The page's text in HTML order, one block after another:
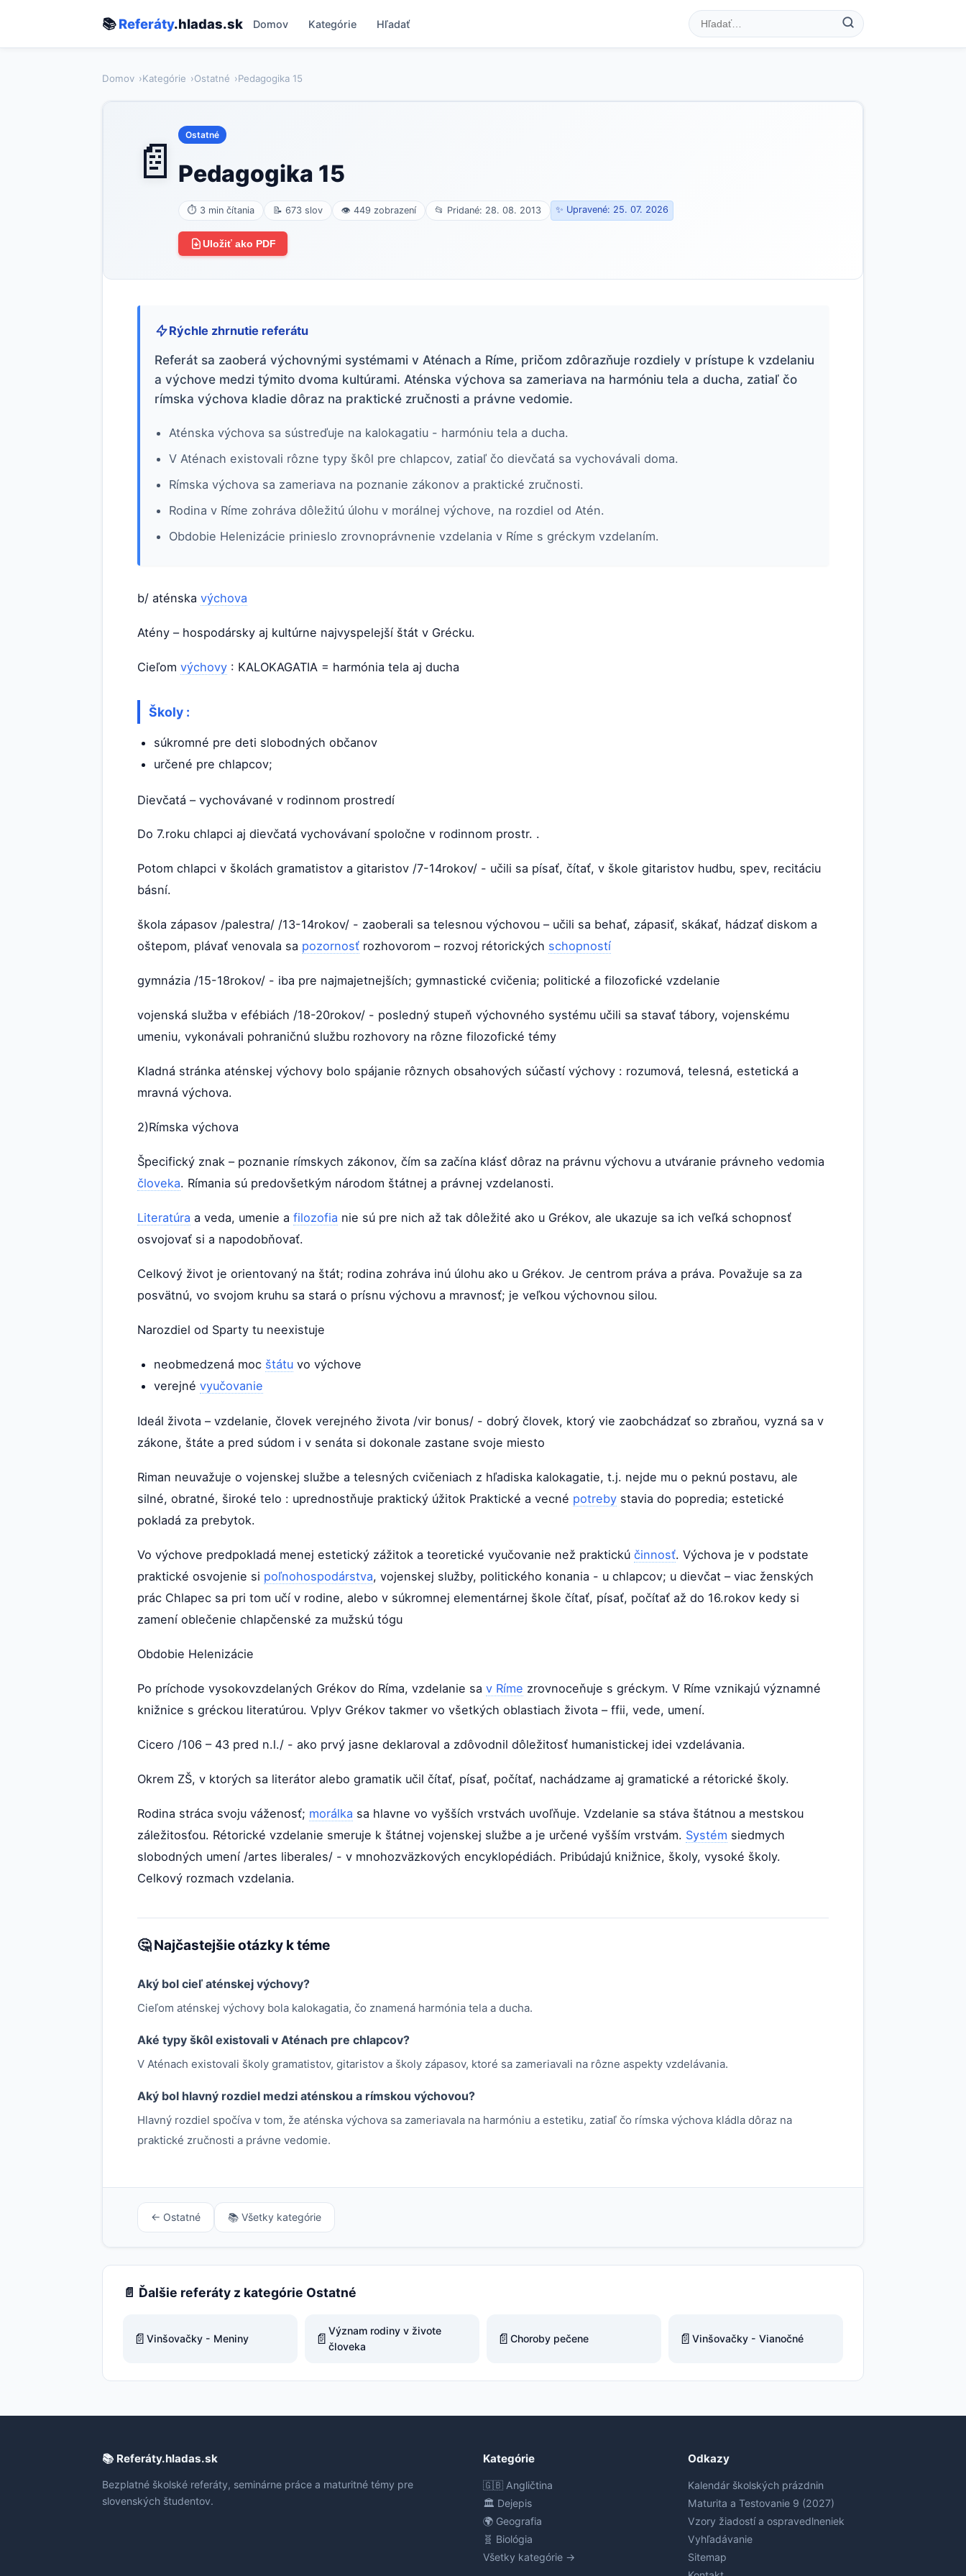
📚Referáty.hladas.sk Domov Kategórie Hľadať
Domov Kategórie Ostatné Pedagogika 15
📄 Ostatné
Pedagogika 15
⏱ 3 min čítania 📝 673 slov 👁 449 zobrazení 📂 Pridané: 28. 08. 2013 ✨ Upravené: 25. 07. 2026
Uložiť ako PDF
Rýchle zhrnutie referátu
Referát sa zaoberá výchovnými systémami v Aténach a Ríme, pričom zdôrazňuje rozdiely v prístupe k vzdelaniu
a výchove medzi týmito dvoma kultúrami. Aténska výchova sa zameriava na harmóniu tela a ducha, zatiaľ čo
rímska výchova kladie dôraz na praktické zručnosti a právne vedomie.
Aténska výchova sa sústreďuje na kalokagatiu - harmóniu tela a ducha.
V Aténach existovali rôzne typy škôl pre chlapcov, zatiaľ čo dievčatá sa vychovávali doma.
Rímska výchova sa zameriava na poznanie zákonov a praktické zručnosti.
Rodina v Ríme zohráva dôležitú úlohu v morálnej výchove, na rozdiel od Atén.
Obdobie Helenizácie prinieslo zrovnoprávnenie vzdelania v Ríme s gréckym vzdelaním.
b/ aténska výchova
Atény – hospodársky aj kultúrne najvyspelejší štát v Grécku.
Cieľom výchovy : KALOKAGATIA = harmónia tela aj ducha
Školy :
súkromné pre deti slobodných občanov
určené pre chlapcov;
Dievčatá – vychovávané v rodinnom prostredí
Do 7.roku chlapci aj dievčatá vychovávaní spoločne v rodinnom prostr. .
Potom chlapci v školách gramatistov a gitaristov /7-14rokov/ - učili sa písať, čítať, v škole gitaristov hudbu, spev, recitáciu
básní.
škola zápasov /palestra/ /13-14rokov/ - zaoberali sa telesnou výchovou – učili sa behať, zápasiť, skákať, hádzať diskom a
oštepom, plávať venovala sa pozornosť rozhovorom – rozvoj rétorických schopností
gymnázia /15-18rokov/ - iba pre najmajetnejších; gymnastické cvičenia; politické a filozofické vzdelanie
vojenská služba v efébiách /18-20rokov/ - posledný stupeň výchovného systému učili sa stavať tábory, vojenskému
umeniu, vykonávali pohraničnú službu rozhovory na rôzne filozofické témy
Kladná stránka aténskej výchovy bolo spájanie rôznych obsahových súčastí výchovy : rozumová, telesná, estetická a
mravná výchova.
2)Rímska výchova
Špecifický znak – poznanie rímskych zákonov, čím sa začína klásť dôraz na právnu výchovu a utváranie právneho vedomia
človeka. Rímania sú predovšetkým národom štátnej a právnej vzdelanosti.
Literatúra a veda, umenie a filozofia nie sú pre nich až tak dôležité ako u Grékov, ale ukazuje sa ich veľká schopnosť
osvojovať si a napodobňovať.
Celkový život je orientovaný na štát; rodina zohráva inú úlohu ako u Grékov. Je centrom práva a práva. Považuje sa za
posvätnú, vo svojom kruhu sa stará o prísnu výchovu a mravnosť; je veľkou výchovnou silou.
Narozdiel od Sparty tu neexistuje
neobmedzená moc štátuvo výchove
verejné vyučovanie
Ideál života – vzdelanie, človek verejného života /vir bonus/ - dobrý človek, ktorý vie zaobchádzať so zbraňou, vyzná sa v
zákone, štáte a pred súdom i v senáta si dokonale zastane svoje miesto
Riman neuvažuje o vojenskej službe a telesných cvičeniach z hľadiska kalokagatie, t.j. nejde mu o peknú postavu, ale
silné, obratné, široké telo : uprednostňuje praktický úžitok Praktické a vecné potreby stavia do popredia; estetické
pokladá za prebytok.
Vo výchove predpokladá menej estetický zážitok a teoretické vyučovanie než praktickú činnosť. Výchova je v podstate
praktické osvojenie si poľnohospodárstva, vojenskej služby, politického konania - u chlapcov; u dievčat – viac ženských
prác Chlapec sa pri tom učí v rodine, alebo v súkromnej elementárnej škole čítať, písať, počítať až do 16.rokov kedy si
zamení oblečenie chlapčenské za mužskú tógu
Obdobie Helenizácie
Po príchode vysokovzdelaných Grékov do Ríma, vzdelanie sa v Ríme zrovnoceňuje s gréckym. V Ríme vznikajú významné
knižnice s gréckou literatúrou. Vplyv Grékov takmer vo všetkých oblastiach života – ffii, vede, umení.
Cicero /106 – 43 pred n.l./ - ako prvý jasne deklaroval a zdôvodnil dôležitosť humanistickej idei vzdelávania.
Okrem ZŠ, v ktorých sa literátor alebo gramatik učil čítať, písať, počítať, nachádzame aj gramatické a rétorické školy.
Rodina stráca svoju váženosť; morálka sa hlavne vo vyšších vrstvách uvoľňuje. Vzdelanie sa stáva štátnou a mestskou
záležitosťou. Rétorické vzdelanie smeruje k štátnej vojenskej službe a je určené vyšším vrstvám. Systém siedmych
slobodných umení /artes liberales/ - v mnohozväzkových encyklopédiách. Pribúdajú knižnice, školy, vysoké školy.
Celkový rozmach vzdelania.
🤔 Najčastejšie otázky k téme
Aký bol cieľ aténskej výchovy?
Cieľom aténskej výchovy bola kalokagatia, čo znamená harmónia tela a ducha.
Aké typy škôl existovali v Aténach pre chlapcov?
V Aténach existovali školy gramatistov, gitaristov a školy zápasov, ktoré sa zameriavali na rôzne aspekty vzdelávania.
Aký bol hlavný rozdiel medzi aténskou a rímskou výchovou?
Hlavný rozdiel spočíva v tom, že aténska výchova sa zameriavala na harmóniu a estetiku, zatiaľ čo rímska výchova kládla dôraz na
praktické zručnosti a právne vedomie.
← Ostatné 📚 Všetky kategórie
📄 Ďalšie referáty z kategórie Ostatné
📄 Vinšovačky - Meniny 📄 Význam rodiny v živote
človeka
📄 Choroby pečene 📄 Vinšovačky - Vianočné
📚 Referáty.hladas.sk
Bezplatné školské referáty, seminárne práce a maturitné témy pre
slovenských študentov.
Kategórie
🇬🇧 Angličtina
🏛️ Dejepis
🌍 Geografia
🧬 Biológia
Všetky kategórie →
Odkazy
Kalendár školských prázdnin
Maturita a Testovanie 9 (2027)
Vzory žiadostí a ospravedlneniek
Vyhľadávanie
Sitemap